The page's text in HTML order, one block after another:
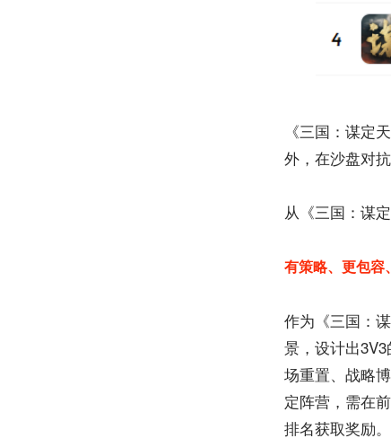
《三国：谋定
外，在沙盘对
从《三国：谋
有策略、更包容
作为《三国：
景，设计出
场重置、战略
定阵营，需在
排名获取奖励。